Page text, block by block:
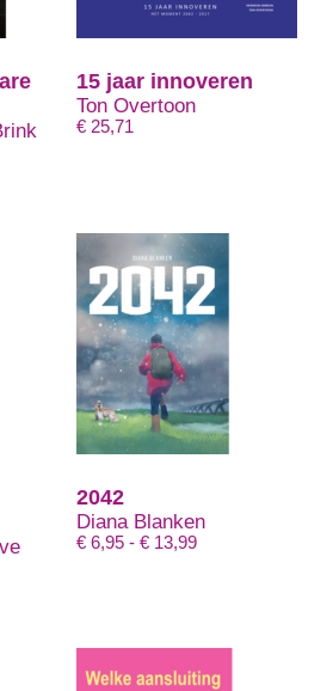
15 jaar innoveren
Ton Overtoon
€ 25,71
2042
Diana Blanken
€ 6,95 - € 13,99Prijsklasse: